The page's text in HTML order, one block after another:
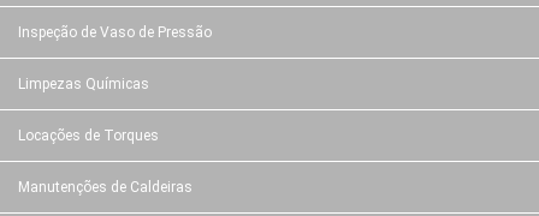
Inspeção de Vaso de Pressão
Limpezas Químicas
Locações de Torques
Manutenções de Caldeiras